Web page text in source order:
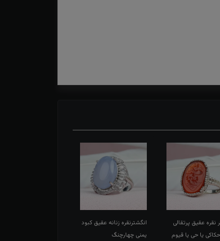
نقره عقیق پرتقالی
یا حی یا قیوم
انگشترنقره زنانه عقیق کبود
یمنی چهارچنگ